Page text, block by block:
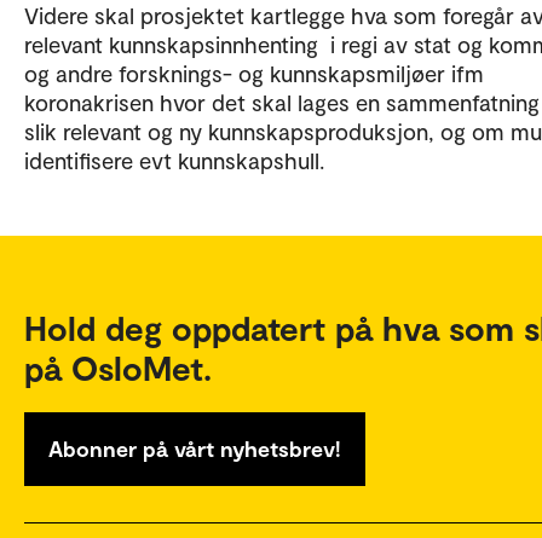
Videre skal prosjektet kartlegge hva som foregår
relevant kunnskapsinnhenting i regi av stat og
og andre forsknings- og kunnskapsmiljøer ifm
koronakrisen hvor det skal lages en
slik relevant og ny kunnskapsproduksjon, og om
identifisere evt kunnskapshull.
Hold deg oppdatert på hva som
på OsloMet.
Abonner på vårt nyhetsbrev!